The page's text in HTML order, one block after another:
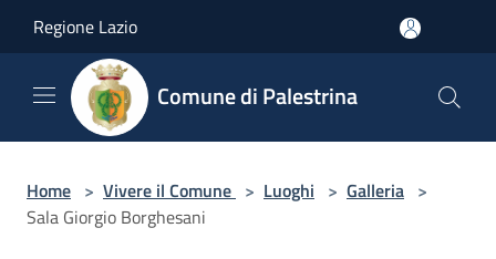
Regione Lazio
Comune di Palestrina
Home > Vivere il Comune > Luoghi > Galleria >
Sala Giorgio Borghesani